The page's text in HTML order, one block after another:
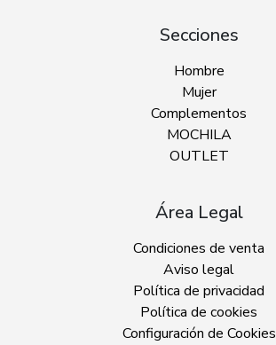
Secciones
Hombre
Mujer
Complementos
MOCHILA
OUTLET
Área Legal
Condiciones de venta
Aviso legal
Política de privacidad
Política de cookies
Configuración de Cookies